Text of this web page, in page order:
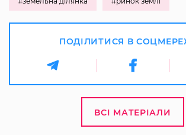
ПОДІЛИТИСЯ В
ВСІ МАТЕРІАЛИ